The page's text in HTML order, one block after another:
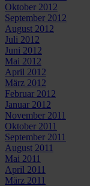
Oktober 2012
September 2012
August 2012
Juli 2012
Juni 2012
Mai 2012
April 2012
März 2012
Februar 2012
Januar 2012
November 2011
Oktober 2011
September 2011
August 2011
Mai 2011
April 2011
März 2011